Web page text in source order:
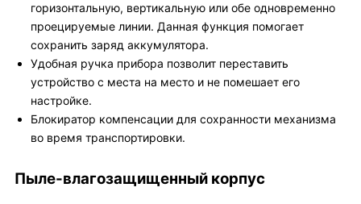
горизонтальную, вертикальную или обе одновременно
проецируемые линии. Данная функция помогает
сохранить заряд аккумулятора.
Удобная ручка прибора позволит переставить
устройство с места на место и не помешает его
настройке.
Блокиратор компенсации для сохранности механизма
во время транспортировки.
Пыле-влагозащищенный корпус